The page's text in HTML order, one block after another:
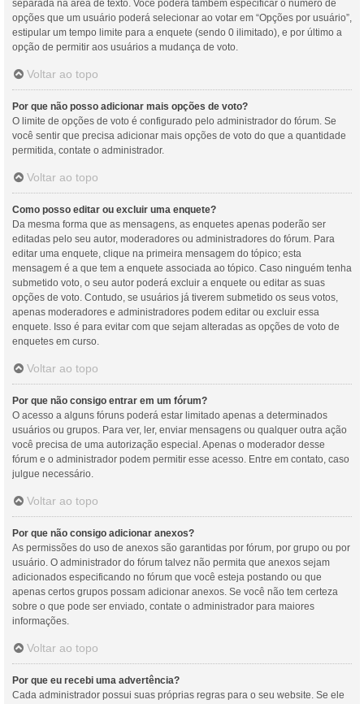
separada na área de texto. Você poderá também especificar o número de
opções que um usuário poderá selecionar ao votar em “Opções por usuário”,
estipular um tempo limite para a enquete (sendo 0 ilimitado), e por último a
opção de permitir aos usuários a mudança de voto.
Voltar ao topo
Por que não posso adicionar mais opções de voto?
O limite de opções de voto é configurado pelo administrador do fórum. Se
você sentir que precisa adicionar mais opções de voto do que a quantidade
permitida, contate o administrador.
Voltar ao topo
Como posso editar ou excluir uma enquete?
Da mesma forma que as mensagens, as enquetes apenas poderão ser
editadas pelo seu autor, moderadores ou administradores do fórum. Para
editar uma enquete, clique na primeira mensagem do tópico; esta
mensagem é a que tem a enquete associada ao tópico. Caso ninguém tenha
submetido voto, o seu autor poderá excluir a enquete ou editar as suas
opções de voto. Contudo, se usuários já tiverem submetido os seus votos,
apenas moderadores e administradores podem editar ou excluir essa
enquete. Isso é para evitar com que sejam alteradas as opções de voto de
enquetes em curso.
Voltar ao topo
Por que não consigo entrar em um fórum?
O acesso a alguns fóruns poderá estar limitado apenas a determinados
usuários ou grupos. Para ver, ler, enviar mensagens ou qualquer outra ação
você precisa de uma autorização especial. Apenas o moderador desse
fórum e o administrador podem permitir esse acesso. Entre em contato, caso
julgue necessário.
Voltar ao topo
Por que não consigo adicionar anexos?
As permissões do uso de anexos são garantidas por fórum, por grupo ou por
usuário. O administrador do fórum talvez não permita que anexos sejam
adicionados especificando no fórum que você esteja postando ou que
apenas certos grupos possam adicionar anexos. Se você não tem certeza
sobre o que pode ser enviado, contate o administrador para maiores
informações.
Voltar ao topo
Por que eu recebi uma advertência?
Cada administrador possui suas próprias regras para o seu website. Se ele